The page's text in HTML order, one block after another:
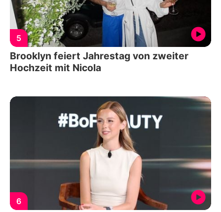
5
Brooklyn feiert Jahrestag von zweiter
Hochzeit mit Nicola
6